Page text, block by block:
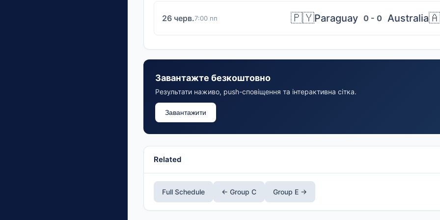
26 черв.7:00 пп 🇵🇾Paraguay 0 - 0 Australia
Завантажте безкоштовно
Результати наживо, push-сповіщення та інтерактивна сітка.
Завантажити
Related
Full Schedule ← Group C Group E →